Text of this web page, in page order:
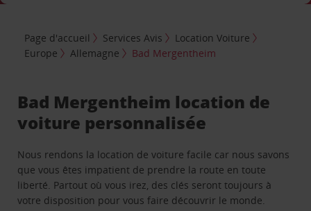
Page d'accueil Services Avis
Location Voiture
Europe
Allemagne Bad Mergentheim
Bad Mergentheim location de
voiture personnalisée
Nous rendons la location de voiture facile car nous savons
que vous êtes impatient de prendre la route en toute
liberté. Partout où vous irez, des clés seront toujours à
votre disposition pour vous faire découvrir le monde.